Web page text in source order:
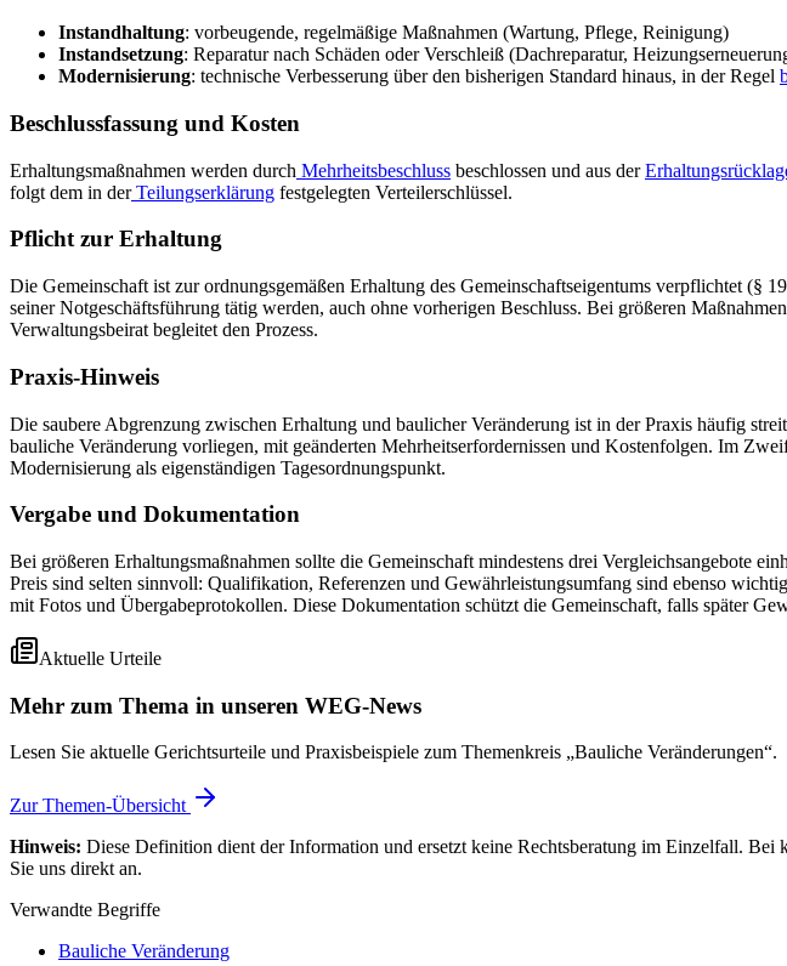
Instandhaltung: vorbeugende, regelmäßige Maßnahmen (Wartung, Pflege, Reinigung)
Instandsetzung: Reparatur nach Schäden oder Verschleiß (Dachreparatur,
Modernisierung: technische Verbesserung über den bisherigen Standard hinaus, in der Regel
Beschlussfassung und Kosten
Erhaltungsmaßnahmen werden durch Mehrheitsbeschluss beschlossen und aus der
folgt dem in derTeilungserklärung festgelegten Verteilerschlüssel.
Pflicht zur Erhaltung
Die Gemeinschaft ist zur ordnungsgemäßen Erhaltung des Gemeinschaftseigentums verpflichtet (§
seiner Notgeschäftsführung tätig werden, auch ohne vorherigen Beschluss. Bei größeren
Verwaltungsbeirat begleitet den Prozess.
Praxis-Hinweis
Die saubere Abgrenzung zwischen Erhaltung und baulicher Veränderung ist in der Praxis häufig
bauliche Veränderung vorliegen, mit geänderten Mehrheitserfordernissen und Kostenfolgen. Im
Modernisierung als eigenständigen Tagesordnungspunkt.
Vergabe und Dokumentation
Bei größeren Erhaltungsmaßnahmen sollte die Gemeinschaft mindestens drei Vergleichsangebote
Preis sind selten sinnvoll: Qualifikation, Referenzen und Gewährleistungsumfang sind ebenso
mit Fotos und Übergabeprotokollen. Diese Dokumentation schützt die Gemeinschaft, falls später
Aktuelle Urteile
Mehr zum Thema in unseren WEG-News
Lesen Sie aktuelle Gerichtsurteile und Praxisbeispiele zum Themenkreis „Bauliche Veränderungen“.
Zur Themen-Übersicht
Hinweis: Diese Definition dient der Information und ersetzt keine Rechtsberatung im Einzelfall.
Sie uns direkt an.
Verwandte Begriffe
Bauliche Veränderung